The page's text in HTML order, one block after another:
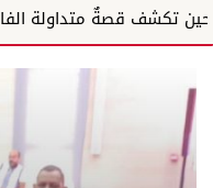
قصةٌ متداولة الفارق بين